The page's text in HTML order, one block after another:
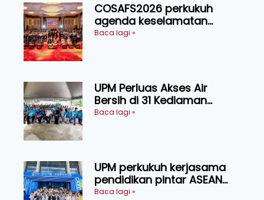
COSAFS2026 perkukuh
agenda keselamatan
makanan, AgriHub pacu
Baca lagi »
UPM Perluas Akses Air
Bersih di 31 Kediaman
Orang Asli Tasik Chini
Baca lagi »
UPM perkukuh kerjasama
pendidikan pintar ASEAN
menerusi lawatan rasmi ke
Baca lagi »